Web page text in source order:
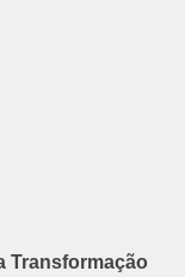
Transformação